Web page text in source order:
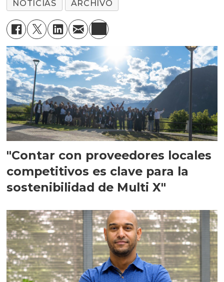
NOTICIAS ARCHIVO
"Contar con proveedores locales
competitivos es clave para la
sostenibilidad de Multi X"